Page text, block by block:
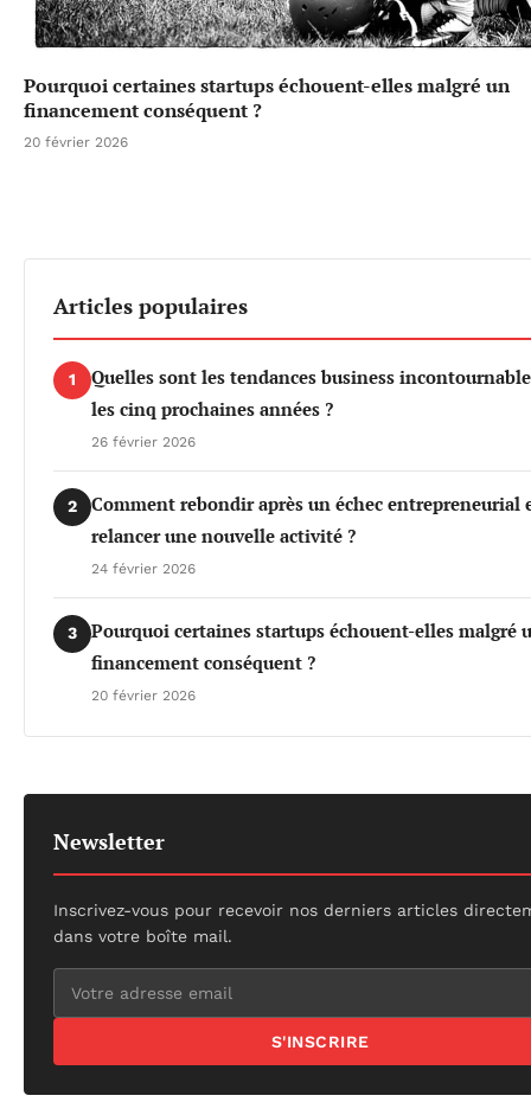
Pourquoi certaines startups échouent-elles malgré un
financement conséquent ?
20 février 2026
Articles populaires
1
Quelles sont les tendances business
les cinq prochaines années ?
26 février 2026
2
Comment rebondir après un échec entrepreneurial
relancer une nouvelle activité ?
24 février 2026
3
Pourquoi certaines startups échouent-elles malgré
financement conséquent ?
20 février 2026
Newsletter
Inscrivez-vous pour recevoir nos derniers articles
dans votre boîte mail.
S'INSCRIRE